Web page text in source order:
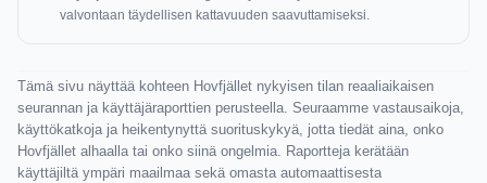
valvontaan täydellisen kattavuuden saavuttamiseksi.
Tämä sivu näyttää kohteen Hovfjället nykyisen tilan reaaliaikaisen
seurannan ja käyttäjäraporttien perusteella. Seuraamme vastausaikoja,
käyttökatkoja ja heikentynyttä suorituskykyä, jotta tiedät aina, onko
Hovfjället alhaalla tai onko siinä ongelmia. Raportteja kerätään
käyttäjiltä ympäri maailmaa sekä omasta automaattisesta